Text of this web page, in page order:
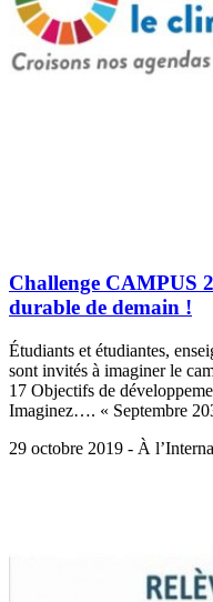
Challenge CAMPUS
durable de demain !
Étudiants et étudiantes,
sont invités à imaginer le
17 Objectifs de
Imaginez…. « Septembre
29 octobre 2019 - À